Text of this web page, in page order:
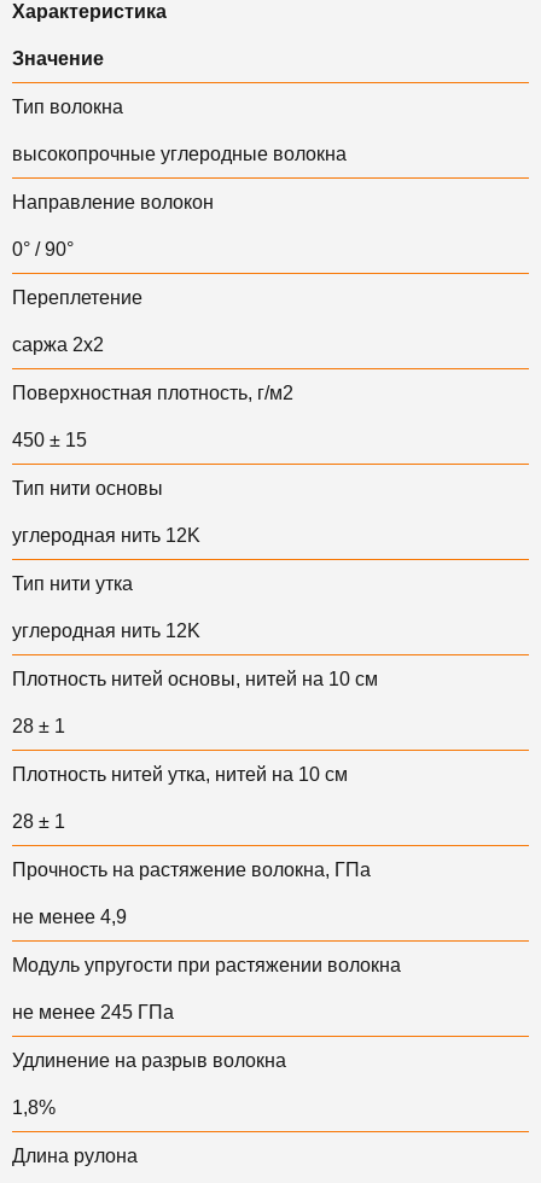
Характеристика
Значение
Тип волокна
высокопрочные углеродные волокна
Направление волокон
0° / 90°
Переплетение
саржа 2х2
Поверхностная плотность, г/м2
450 ± 15
Тип нити основы
углеродная нить 12K
Тип нити утка
углеродная нить 12K
Плотность нитей основы, нитей на 10 см
28 ± 1
Плотность нитей утка, нитей на 10 см
28 ± 1
Прочность на растяжение волокна, ГПа
не менее 4,9
Модуль упругости при растяжении волокна
не менее 245 ГПа
Удлинение на разрыв волокна
1,8%
Длина рулона